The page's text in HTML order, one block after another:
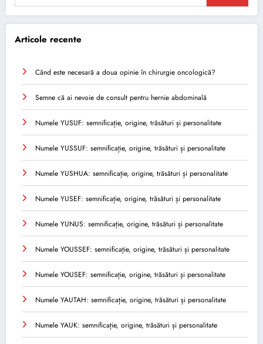
Articole recente
Când este necesară a doua opinie în chirurgie oncologică?
Semne că ai nevoie de consult pentru hernie abdominală
Numele YUSUF: semnificație, origine, trăsături și personalitate
Numele YUSSUF: semnificație, origine, trăsături și personalitate
Numele YUSHUA: semnificație, origine, trăsături și personalitate
Numele YUSEF: semnificație, origine, trăsături și personalitate
Numele YUNUS: semnificație, origine, trăsături și personalitate
Numele YOUSSEF: semnificație, origine, trăsături și personalitate
Numele YOUSEF: semnificație, origine, trăsături și personalitate
Numele YAUTAH: semnificație, origine, trăsături și personalitate
Numele YAUK: semnificație, origine, trăsături și personalitate